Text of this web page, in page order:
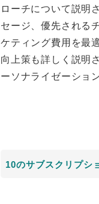
ローチについて説明
セージ、優先される
ケティング費用を最
向上策も詳しく説明
ーソナライゼーショ
10のサブスクリプシ